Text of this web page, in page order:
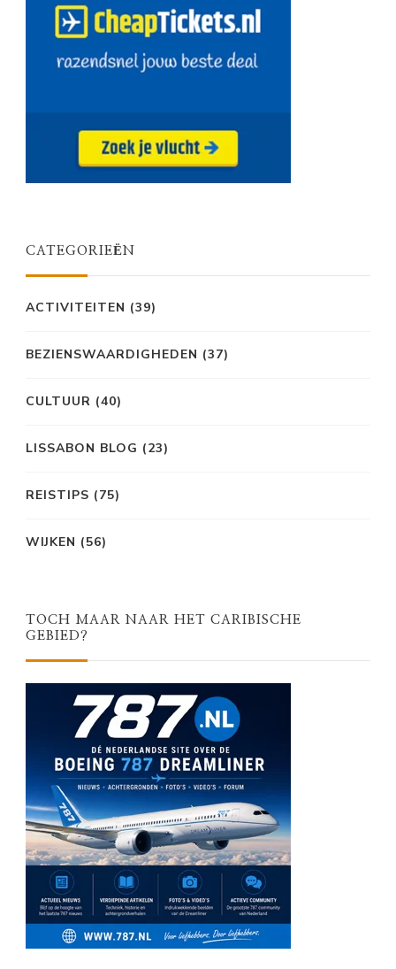
CATEGORIEËN
ACTIVITEITEN (39)
BEZIENSWAARDIGHEDEN (37)
CULTUUR (40)
LISSABON BLOG (23)
REISTIPS (75)
WIJKEN (56)
TOCH MAAR NAAR HET CARIBISCHE
GEBIED?